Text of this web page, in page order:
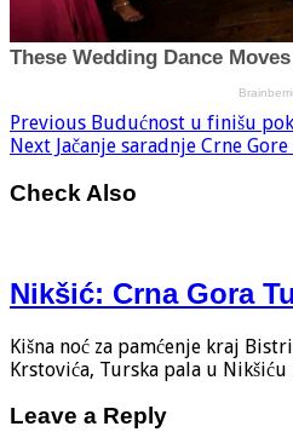
Previous Budućnost u finišu
Next Jačanje saradnje Crne
Check Also
Nikšić: Crna Gora
Kišna noć za pamćenje kraj
Krstovića, Turska pala u
Leave a Reply